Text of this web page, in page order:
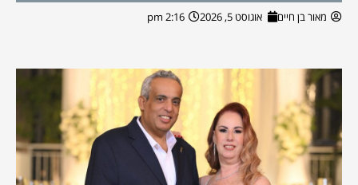
מאור בן חיים אוגוסט 5, 2026 2:16 pm